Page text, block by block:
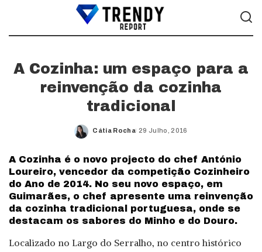
A Cozinha: um espaço para a
reinvenção da cozinha
tradicional
Posted
Cátia Rocha 29 Julho, 2016
A Cozinha é o novo projecto do chef António
Loureiro, vencedor da competição Cozinheiro
do Ano de 2014. No seu novo espaço, em
Guimarães, o chef apresente uma reinvenção
da cozinha tradicional portuguesa, onde se
destacam os sabores do Minho e do Douro.
Localizado no Largo do Serralho, no centro histórico